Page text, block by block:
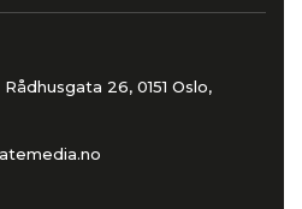
26, 0151 Oslo,